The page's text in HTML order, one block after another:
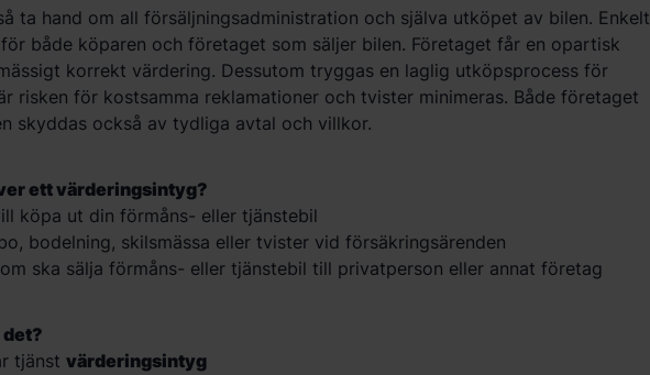
ta hand om all försäljningsadministration och själva utköpet av bilen. Enkelt
både köparen och företaget som säljer bilen. Företaget får en opartisk
korrekt värdering. Dessutom tryggas en laglig utköpsprocess för
risken för kostsamma reklamationer och tvister minimeras. Både företaget
skyddas också av tydliga avtal och villkor.
ett värderingsintyg?
köpa ut din förmåns- eller tjänstebil
bodelning, skilsmässa eller tvister vid försäkringsärenden
ska sälja förmåns- eller tjänstebil till privatperson eller annat företag
tjänst värderingsintyg